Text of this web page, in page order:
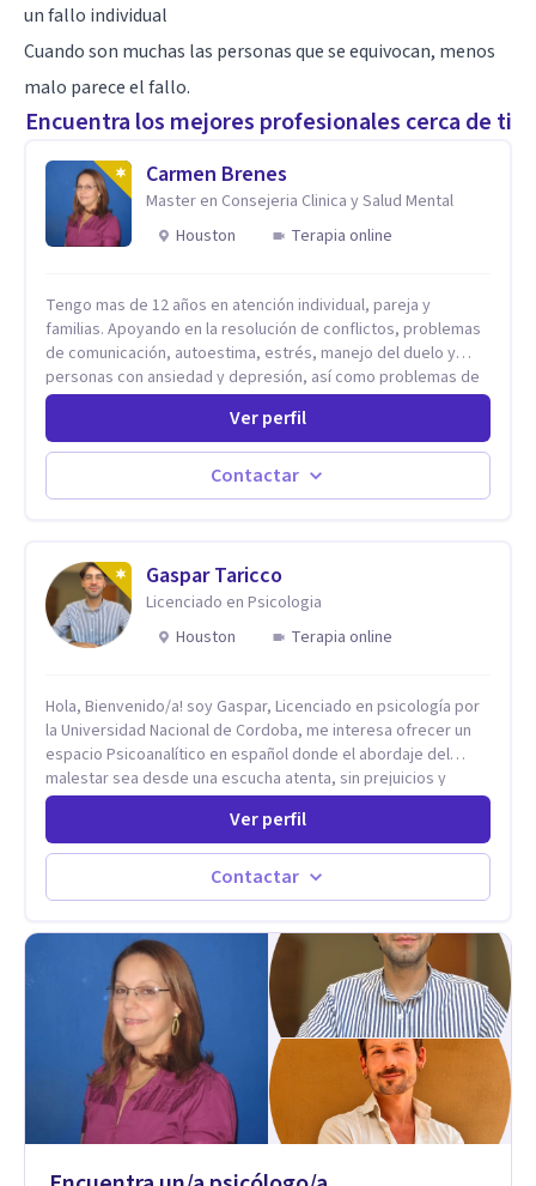
un fallo individual
Cuando son muchas las personas que se equivocan, menos
malo parece el fallo.
Encuentra los mejores profesionales cerca de ti
Carmen Brenes
Master en Consejeria Clinica y Salud Mental
Houston
Terapia online
Tengo mas de 12 años en atención individual, pareja y
familias. Apoyando en la resolución de conflictos, problemas
de comunicación, autoestima, estrés, manejo del duelo y
personas con ansiedad y depresión, así como problemas de
conducta y comportamiento. Desarrollo de personas
Estableciendo metas a corto y largo plazo, es vital para la
vida de cada uno tener su propia vision.
Ver perfil
Contactar
Gaspar Taricco
Licenciado en Psicologia
Houston
Terapia online
Hola, Bienvenido/a! soy Gaspar, Licenciado en psicología por
la Universidad Nacional de Cordoba, me interesa ofrecer un
espacio Psicoanalítico en español donde el abordaje del
malestar sea desde una escucha atenta, sin prejuicios y
rescatando lo singular de cada caso, sin caer en etiquetas.
Considero que todas las personas en algún momento pueden
sufrir y cada una por cuestiones particulares, es en mi
espacio donde se le dará un lugar a esas cuestiones
singulares de cada uno, para luego generar cambios. Soy una
seminarios, una especialización en psicoanálisis y también
investigo. Siempre en la búsqueda de ser un mejor
profesional.
Ver perfil
Contactar